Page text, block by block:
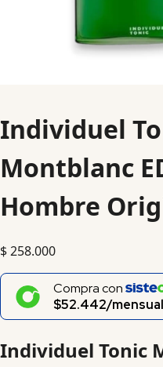
Individuel
Montblanc
Hombre
$258.000
Compra con
$52.442/
Individuel Tonic